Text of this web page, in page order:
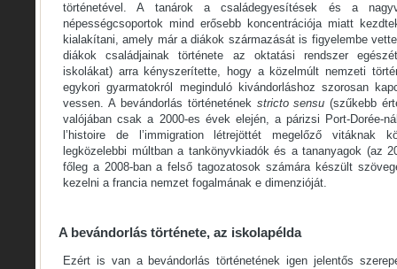
történetével. A tanárok a családegyesítések és a
népességcsoportok mind erősebb koncentrációja miatt
kialakítani, amely már a diákok származását is figyelembe
diákok családjainak története az oktatási rendszer
iskolákat) arra kényszerítette, hogy a közelmúlt nemzeti
egykori gyarmatokról meginduló kivándorláshoz szorosan
vessen. A bevándorlás történetének stricto sensu (szűkebb
valójában csak a 2000-es évek elején, a párizsi Port-Dorée-
l’histoire de l’immigration létrejöttét megelőző vitáknak
legközelebbi múltban a tankönyvkiadók és a tananyagok (az
főleg a 2008-ban a felső tagozatosok számára készült
kezelni a francia nemzet fogalmának e dimenzióját.
A bevándorlás története, az iskolapélda
Ezért is van a bevándorlás történetének igen jelentős